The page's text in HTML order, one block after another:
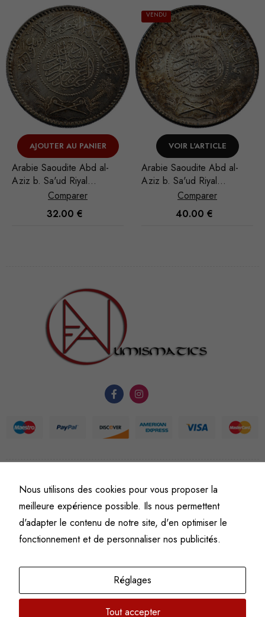
AJOUTER AU PANIER
Arabie Saoudite Abd al-
Aziz b. Sa'ud Riyal
1935/AH 1354
Comparer
32.00 €
VENDU
VOIR L'ARTICLE
Arabie Saoudite Abd al-
Aziz b. Sa'ud Riyal
1951/AH 1370
Comparer
40.00 €
©Fine art numismatics– Tous droits réservés.
Politique de confidentialitéConditions générales de vente et d’utilisation
Mentions légales
Nous utilisons des cookies pour vous proposer la
meilleure expérience possible. Ils nous permettent
d'adapter le contenu de notre site, d'en optimiser le
fonctionnement et de personnaliser nos publicités.
Réglages
Tout accepter
fonctionnement
Statistiques
Afin que
puissions
fonctionnalité
et la
structure du
site Web, en
fonction de
en est fait.